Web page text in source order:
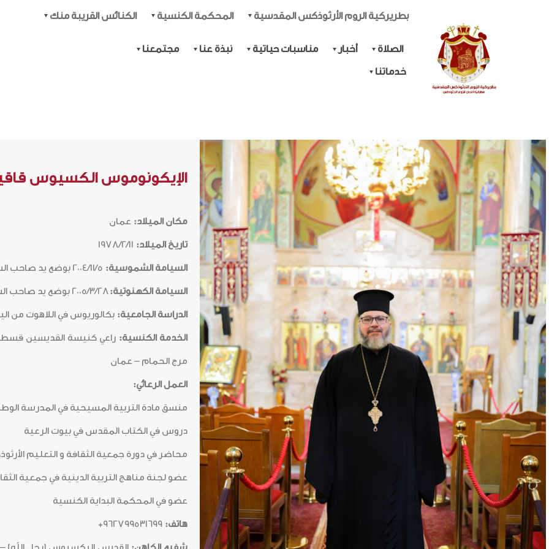
بطريركية الروم الأرثوذكس المقدسية المحكمة الكنسية الكنائس القريبة منك
الصلاة أخبار مناسبات حياتية نبذة عنا مجتمعنا
خدماتنا
الإيكونوموس الكسيوس
مكان الميلاد: عمان
تاريخ الميلاد:
السيامة الشموسية:
السيامة الكهنوتية:2005/3/28 بوضع يد صاحب السيادة المتروبوليت فينيذكتوس
الدراسة الجامعية: بكالوريوس في اللاهوت من
الخدمة الكنسية: راعي كنيسة القديسين
مرج الحمام – عمان
العمل الرعائي:
منسق مادة التربية المسيحية في المدرسة
دروس في الكتاب المقدس في بيوت الرعية
محاضر في دورة جمعية الثقافة و التعليم
عضو لجنة مناهج التربية الدينية في جمعية
عضو في المحكمة البداية الكنسية
هاتف: